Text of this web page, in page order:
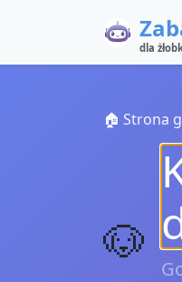
dla
🏠 Strona
🐶